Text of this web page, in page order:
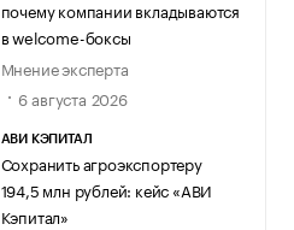
почему компании вкладываются
в welcome-боксы
Мнение эксперта
6 августа 2026
АВИ КЭПИТАЛ
Сохранить агроэкспортеру
194,5 млн рублей: кейс «АВИ
Кэпитал»